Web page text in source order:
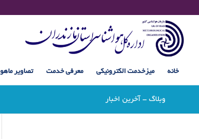
خانه میزخدمت الکترونیکی معرفی خدمت تصاویر
وبلاگ - آخرین اخبار